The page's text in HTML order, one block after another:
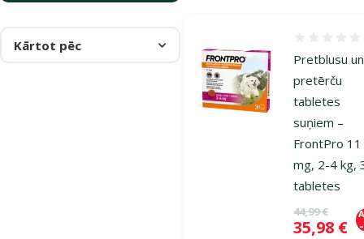
Kārtot pēc
Pretblusu un
pretērču
tabletes
suņiem –
FrontPro 11
mg, 2-4 kg,
tabletes
Oriģinālā
44,99 €
Cena
35,98 €